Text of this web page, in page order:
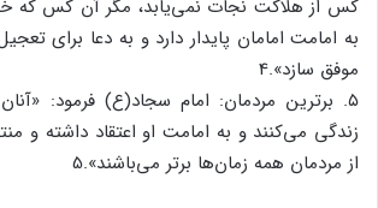
کس از هلاکت نجات نمی‌یابد، مگر آن کس که
به امامت امامان پایدار دارد و به دعا برای
موفق سازد».4
۵. برترین مردمان: امام سجاد(ع) فرمود:
زندگی می‌کنند و به امامت او اعتقاد داشته و
از مردمان همه زمان‌ها برتر می‌باشند».5